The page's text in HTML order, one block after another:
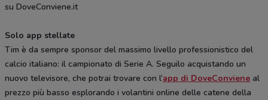
su DoveConviene.it
Solo app stellate
Tim è da sempre sponsor del massimo livello professionistico del
calcio italiano: il campionato di Serie A. Seguilo acquistando un
nuovo televisore, che potrai trovare con l’app di DoveConviene al
prezzo più basso esplorando i volantini online delle catene della